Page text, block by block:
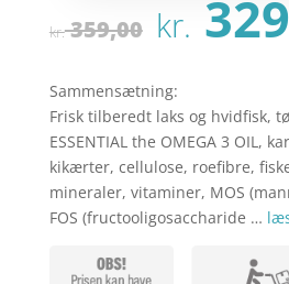
kr.359,00 Den
var:
kr.
kr.
Sammensætning:
Frisk tilberedt laks og hvidfisk,
ESSENTIAL the OMEGA 3 OIL,
kikærter, cellulose, roefibre,
mineraler, vitaminer, MOS
FOS (fructooligosaccharide …